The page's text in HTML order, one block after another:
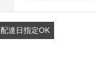
配達日指定OK